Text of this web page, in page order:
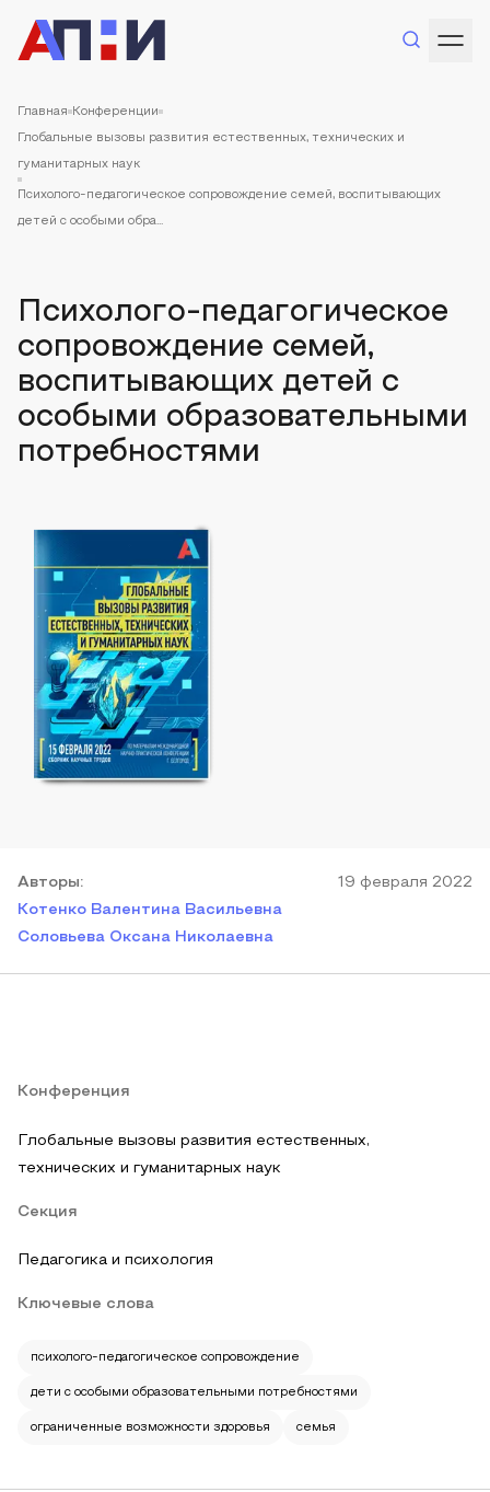
Главная Конференции
Глобальные вызовы развития естественных, технических и
гуманитарных наук
Психолого-педагогическое сопровождение семей, воспитывающих
детей с особыми обра...
Психолого-педагогическое
сопровождение семей,
воспитывающих детей с
особыми образовательными
потребностями
Авторы:
Котенко Валентина Васильевна
Соловьева Оксана Николаевна
19 февраля 2022
Конференция
Глобальные вызовы развития естественных,
технических и гуманитарных наук
Секция
Педагогика и психология
Ключевые слова
психолого-педагогическое сопровождение
дети с особыми образовательными потребностями
ограниченные возможности здоровья семья